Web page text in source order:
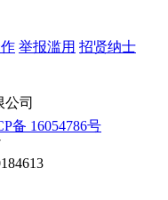
举报滥用 招贤纳士
司
备 16054786号